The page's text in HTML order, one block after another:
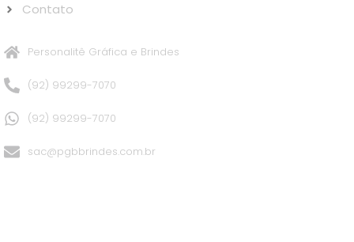
Contato
Personalitê Gráfica e Brindes
(92) 99299-7070
(92) 99299-7070
sac@pgbbrindes.com.br